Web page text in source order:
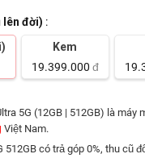
lên đời) :
Kem
19.399.000 đ
5G (12GB | 512GB) là máy
Việt Nam.
512GB có trả góp 0%, thu